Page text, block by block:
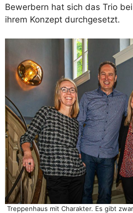
Bewerbern hat sich das Trio
ihrem Konzept durchgesetzt.
Treppenhaus mit Charakter. Es gibt